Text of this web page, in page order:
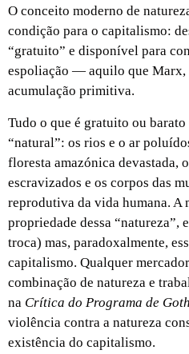
O conceito moderno de
condição para o capitalismo:
“gratuito” e disponível para
espoliação — aquilo que Marx,
acumulação primitiva.
Tudo o que é gratuito ou
“natural”: os rios e o ar
floresta amazónica devastada,
escravizados e os corpos das
reprodutiva da vida humana. A
propriedade dessa “natureza”,
troca) mas, paradoxalmente,
capitalismo. Qualquer
combinação de natureza e
na Crítica do Programa de
violência contra a natureza
existência do capitalismo.